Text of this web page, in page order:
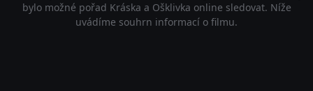
bylo možné pořad Kráska a Ošklivka online sledovat. Níže
uvádíme souhrn informací o filmu.